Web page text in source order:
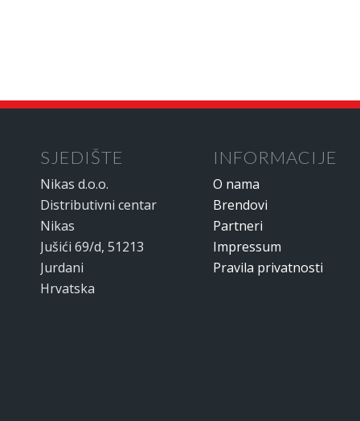
SJEDIŠTE
Nikas d.o.o.
Distributivni centar
Nikas
Jušići 69/d, 51213
Jurdani
Hrvatska
INFORMACIJE
O nama
Brendovi
Partneri
Impressum
Pravila privatnosti